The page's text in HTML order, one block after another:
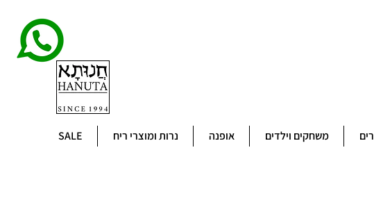
משחקים וילדים אופנה נרות ומוצרי ריח SALE